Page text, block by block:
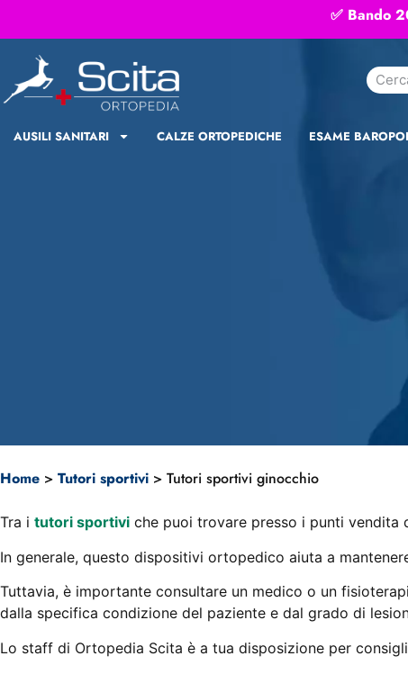
✅ Bando
AUSILI SANITARI CALZE ORTOPEDICHE ESAME
Home > Tutori sportivi > Tutori sportivi ginocchio
Tra i tutori sportivi che puoi trovare presso i punti vendita
In generale, questo dispositivi ortopedico aiuta a
Tuttavia, è importante consultare un medico o un
dalla specifica condizione del paziente e dal grado di
Lo staff di Ortopedia Scita è a tua disposizione per